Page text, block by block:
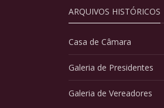
ARQUIVOS HISTÓRICOS
Casa de Câmara
Galeria de Presidentes
Galeria de Vereadores